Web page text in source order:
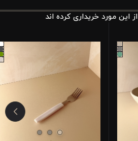
کیفیت مناسبی داشته باشد و هم در
نگه دارد، این مدل از برند ورونیکا
برای آشپزخانه شما باشد. گاهی یک
می‌تواند تجربه غذا خوردن را تغییر
که به سرویس کارد میز غذای خود
کاربردهای کارد غذاخوری 6 نفره ورونیکا مدل مدرن دسته
این مورد خریداری کرده اند